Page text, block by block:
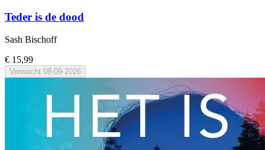
Teder is de dood
Sash Bischoff
€ 15,99
Verwacht 08-09-2026